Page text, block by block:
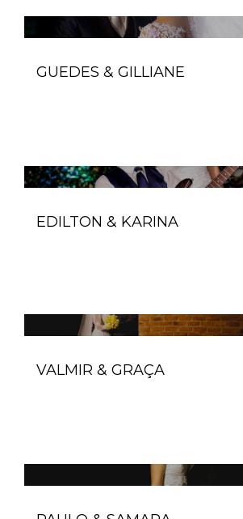
GUEDES & GILLIANE
EDILTON & KARINA
VALMIR & GRAÇA